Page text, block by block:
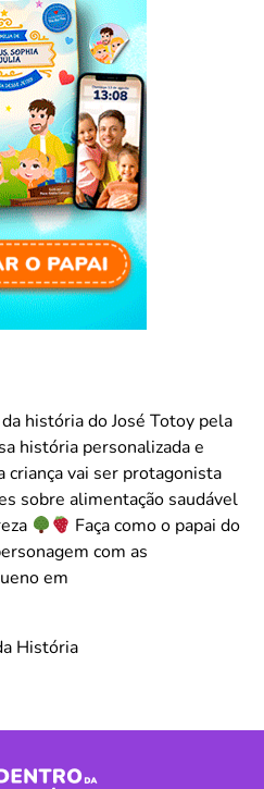
história do José Totoy pela
história personalizada e
criança vai ser protagonista
sobre alimentação saudável
Faça como o papai do
com as
em
História